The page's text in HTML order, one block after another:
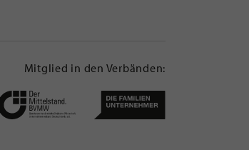
Mitglied in den Verbänden: